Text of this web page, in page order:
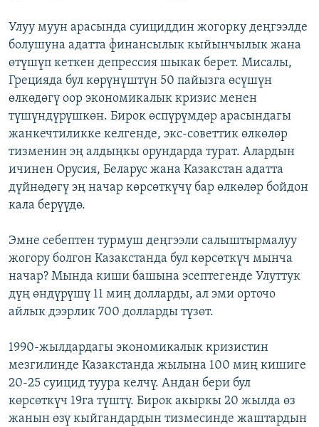
Улуу муун арасында суициддин жогорку деңгээлде
болушуна адатта финансылык кыйынчылык жана
өтүшүп кеткен депрессия шыкак берет. Мисалы,
Грецияда бул көрүнүштүн 50 пайызга өсүшүн
өлкөдөгү оор экономикалык кризис менен
түшүндүрүшкөн. Бирок өспүрүмдөр арасындагы
жанкечтиликке келгенде, экс-советтик өлкөлөр
тизменин эң алдыңкы орундарда турат. Алардын
ичинен Орусия, Беларус жана Казакстан адатта
дүйнөдөгү эң начар көрсөткүчү бар өлкөлөр бойдон
кала берүүдө.
Эмне себептен турмуш деңгээли салыштырмалуу
жогору болгон Казакстанда бул көрсөткүч мынча
начар? Мында киши башына эсептегенде Улуттук
дүң өндүрүшү 11 миң долларды, ал эми орточо
айлык дээрлик 700 долларды түзөт.
1990-жылдардагы экономикалык кризистин
мезгилинде Казакстанда жылына 100 миң кишиге
20-25 суицид туура келчү. Андан бери бул
көрсөткүч 19га түштү. Бирок акыркы 20 жылда өз
жанын өзү кыйгандардын тизмесинде жаштардын